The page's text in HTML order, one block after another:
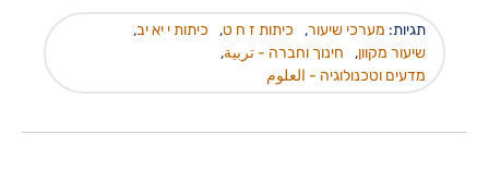
תגיות: מערכי שיעור, כיתות ז ח ט, כיתות י יא יב,
שיעור מקוון, חינוך וחברה - تربية,
מדעים וטכנולוגיה - العلوم